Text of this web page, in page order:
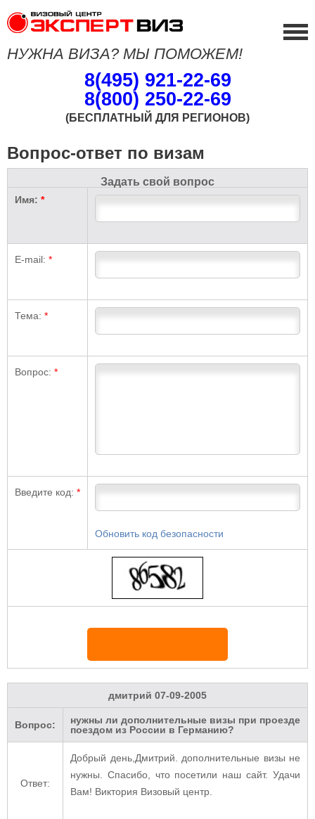
НУЖНА ВИЗА? МЫ ПОМОЖЕМ!
8(495) 921-22-69
8(800) 250-22-69
(БЕСПЛАТНЫЙ ДЛЯ РЕГИОНОВ)
Вопрос-ответ по визам
Задать свой вопрос
Имя: *
E-mail: *
Тема: *
Вопрос: *
Введите код: *
Обновить код безопасности
дмитрий 07-09-2005
Вопрос:
нужны ли дополнительные визы при проезде
поездом из России в Германию?
Ответ:
Добрый день,Дмитрий. дополнительные визы не
нужны. Спасибо, что посетили наш сайт. Удачи
Вам! Виктория Визовый центр.